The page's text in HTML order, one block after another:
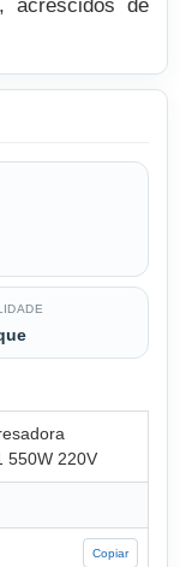
acrescidos de
550W 220V
Copiar